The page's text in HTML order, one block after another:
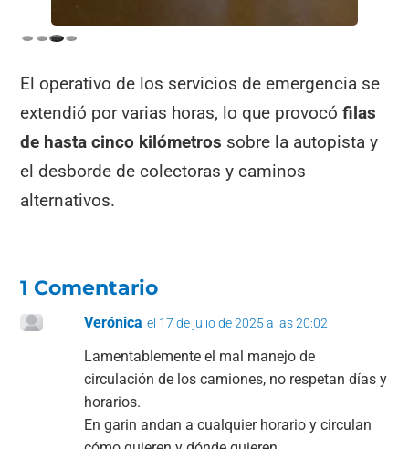
El operativo de los servicios de emergencia se
extendió por varias horas, lo que provocó filas
de hasta cinco kilómetros sobre la autopista y
el desborde de colectoras y caminos
alternativos.
1 Comentario
Verónica el 17 de julio de 2025 a las 20:02
Lamentablemente el mal manejo de
circulación de los camiones, no respetan días y
horarios.
En garin andan a cualquier horario y circulan